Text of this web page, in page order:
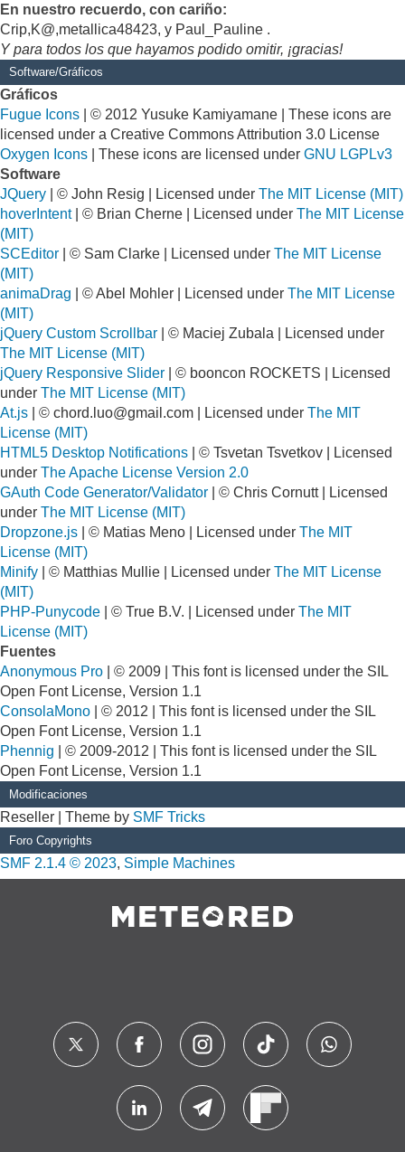
En nuestro recuerdo, con cariño:
Crip,K@,metallica48423, y Paul_Pauline .
Y para todos los que hayamos podido omitir, ¡gracias!
Software/Gráficos
Gráficos
Fugue Icons | © 2012 Yusuke Kamiyamane | These icons are
licensed under a Creative Commons Attribution 3.0 License
Oxygen Icons | These icons are licensed under GNU LGPLv3
Software
JQuery | © John Resig | Licensed under The MIT License (MIT)
hoverIntent| © Brian Cherne | Licensed under The MIT License
(MIT)
SCEditor | © Sam Clarke | Licensed under The MIT License
(MIT)
animaDrag | © Abel Mohler | Licensed under The MIT License
(MIT)
jQuery Custom Scrollbar | © Maciej Zubala | Licensed under
The MIT License (MIT)
jQuery Responsive Slider | © booncon ROCKETS | Licensed
under The MIT License (MIT)
At.js | © chord.luo@gmail.com | Licensed under The MIT
License (MIT)
HTML5 Desktop Notifications | © Tsvetan Tsvetkov | Licensed
under The Apache License Version 2.0
GAuth Code Generator/Validator | © Chris Cornutt | Licensed
under The MIT License (MIT)
Dropzone.js | © Matias Meno | Licensed under The MIT
License (MIT)
Minify | © Matthias Mullie | Licensed under The MIT License
(MIT)
PHP-Punycode | © True B.V. | Licensed under The MIT
License (MIT)
Fuentes
Anonymous Pro | © 2009 | This font is licensed under the SIL
Open Font License, Version 1.1
ConsolaMono | © 2012 | This font is licensed under the SIL
Open Font License, Version 1.1
Phennig | © 2009-2012 | This font is licensed under the SIL
Open Font License, Version 1.1
Modificaciones
Reseller | Theme by SMF Tricks
Foro Copyrights
SMF 2.1.4 © 2023, Simple Machines